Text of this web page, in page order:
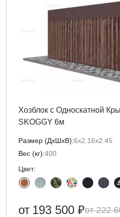
Хозблок с Односкатной
SKOGGY 6м
Размер (ДxШxВ):6х2.16х2.45
Вес (кг):400
Цвет:
222
от 193 500 ₽